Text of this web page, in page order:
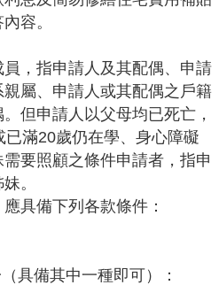
容。
員，指申請人及其配偶、申請
屬、申請人或其配偶之戶籍
但申請人以父母均已死亡，
已滿20歲仍在學、身心障礙
要照顧之條件申請者，指申
。
具備下列各款條件：
具備其中一種即可）：